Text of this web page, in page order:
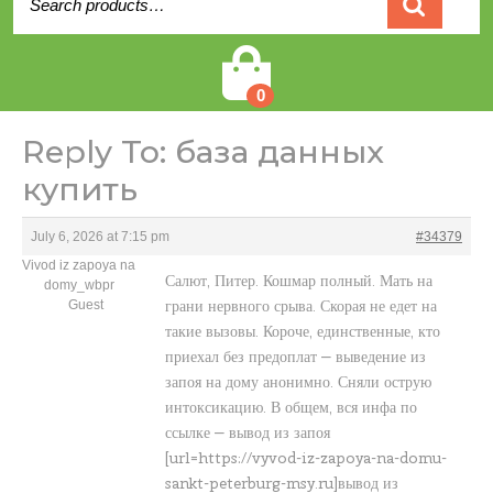
for:
0
Reply To: база данных
купить
July 6, 2026 at 7:15 pm
#34379
Vivod iz zapoya na
domy_wbpr
Guest
Салют, Питер. Кошмар полный. Мать на
грани нервного срыва. Скорая не едет на
такие вызовы. Короче, единственные, кто
приехал без предоплат — выведение из
запоя на дому анонимно. Сняли острую
интоксикацию. В общем, вся инфа по
ссылке — вывод из запоя
[url=https://vyvod-iz-zapoya-na-domu-
sankt-peterburg-msy.ru]вывод из